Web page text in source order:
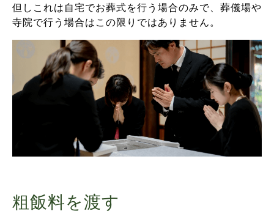
但しこれは自宅でお葬式を行う場合のみで、葬儀場や
寺院で行う場合はこの限りではありません。
粗飯料を渡す